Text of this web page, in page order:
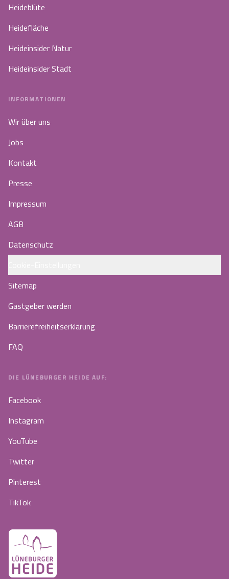
Heideblüte
Heidefläche
Heideinsider Natur
Heideinsider Stadt
INFORMATIONEN
Wir über uns
Jobs
Kontakt
Presse
Impressum
AGB
Datenschutz
Sitemap
Gastgeber werden
Barrierefreiheitserklärung
FAQ
DIE LÜNEBURGER HEIDE AUF:
Facebook
Instagram
YouTube
Twitter
Pinterest
TikTok